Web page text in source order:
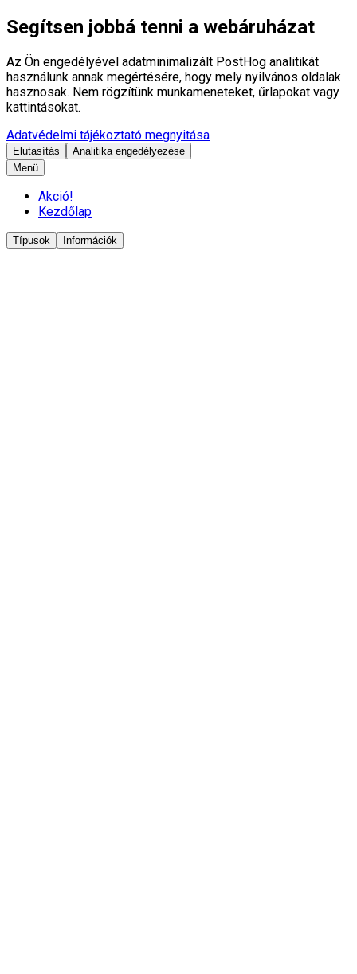
Segítsen jobbá tenni a webáruházat
Az Ön engedélyével adatminimalizált PostHog analitikát
használunk annak megértésére, hogy mely nyilvános oldalak
hasznosak. Nem rögzítünk munkameneteket, űrlapokat vagy
kattintásokat.
Adatvédelmi tájékoztató megnyitása
Elutasítás
Analitika engedélyezése
Menü
Akció!
Kezdőlap
Típusok Információk